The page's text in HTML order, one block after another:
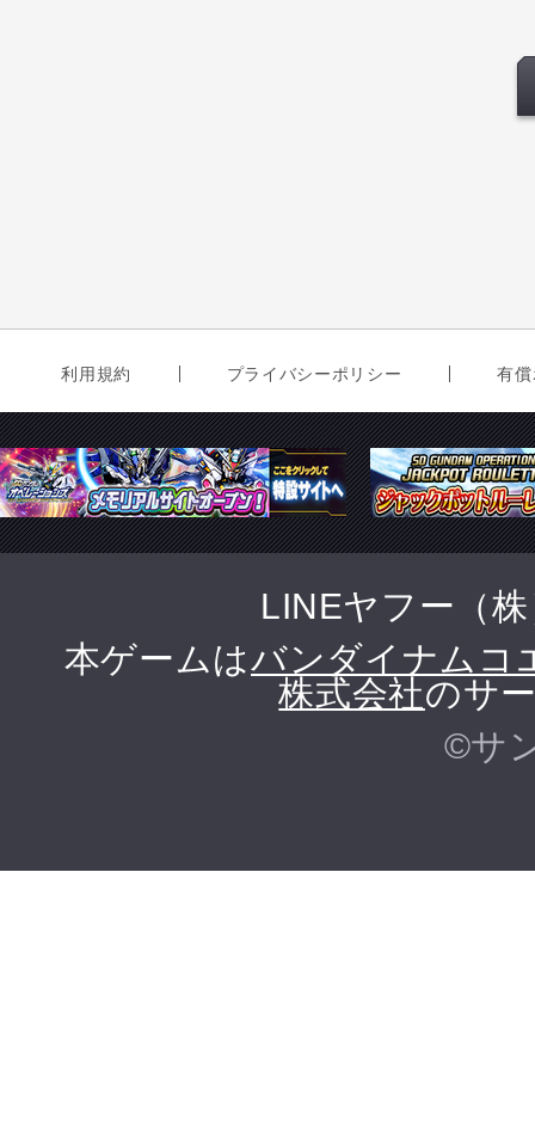
利用規約 プライバシーポリシー 有
LINEヤフー（
本ゲームはバンダイナムコ
株式会社のサ
©サ